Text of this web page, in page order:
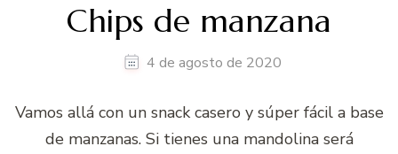
Chips de manzana
4 de agosto de 2020
Vamos allá con un snack casero y súper fácil a base
de manzanas. Si tienes una mandolina será